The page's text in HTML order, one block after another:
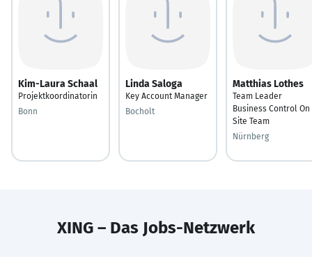
Kim-Laura Schaal
Projektkoordinatorin
Bonn
Linda Saloga
Key Account Manager
Bocholt
Matthias Lothes
Team Leader
Business Control On
Site Team
Nürnberg
XING – Das Jobs-Netzwerk